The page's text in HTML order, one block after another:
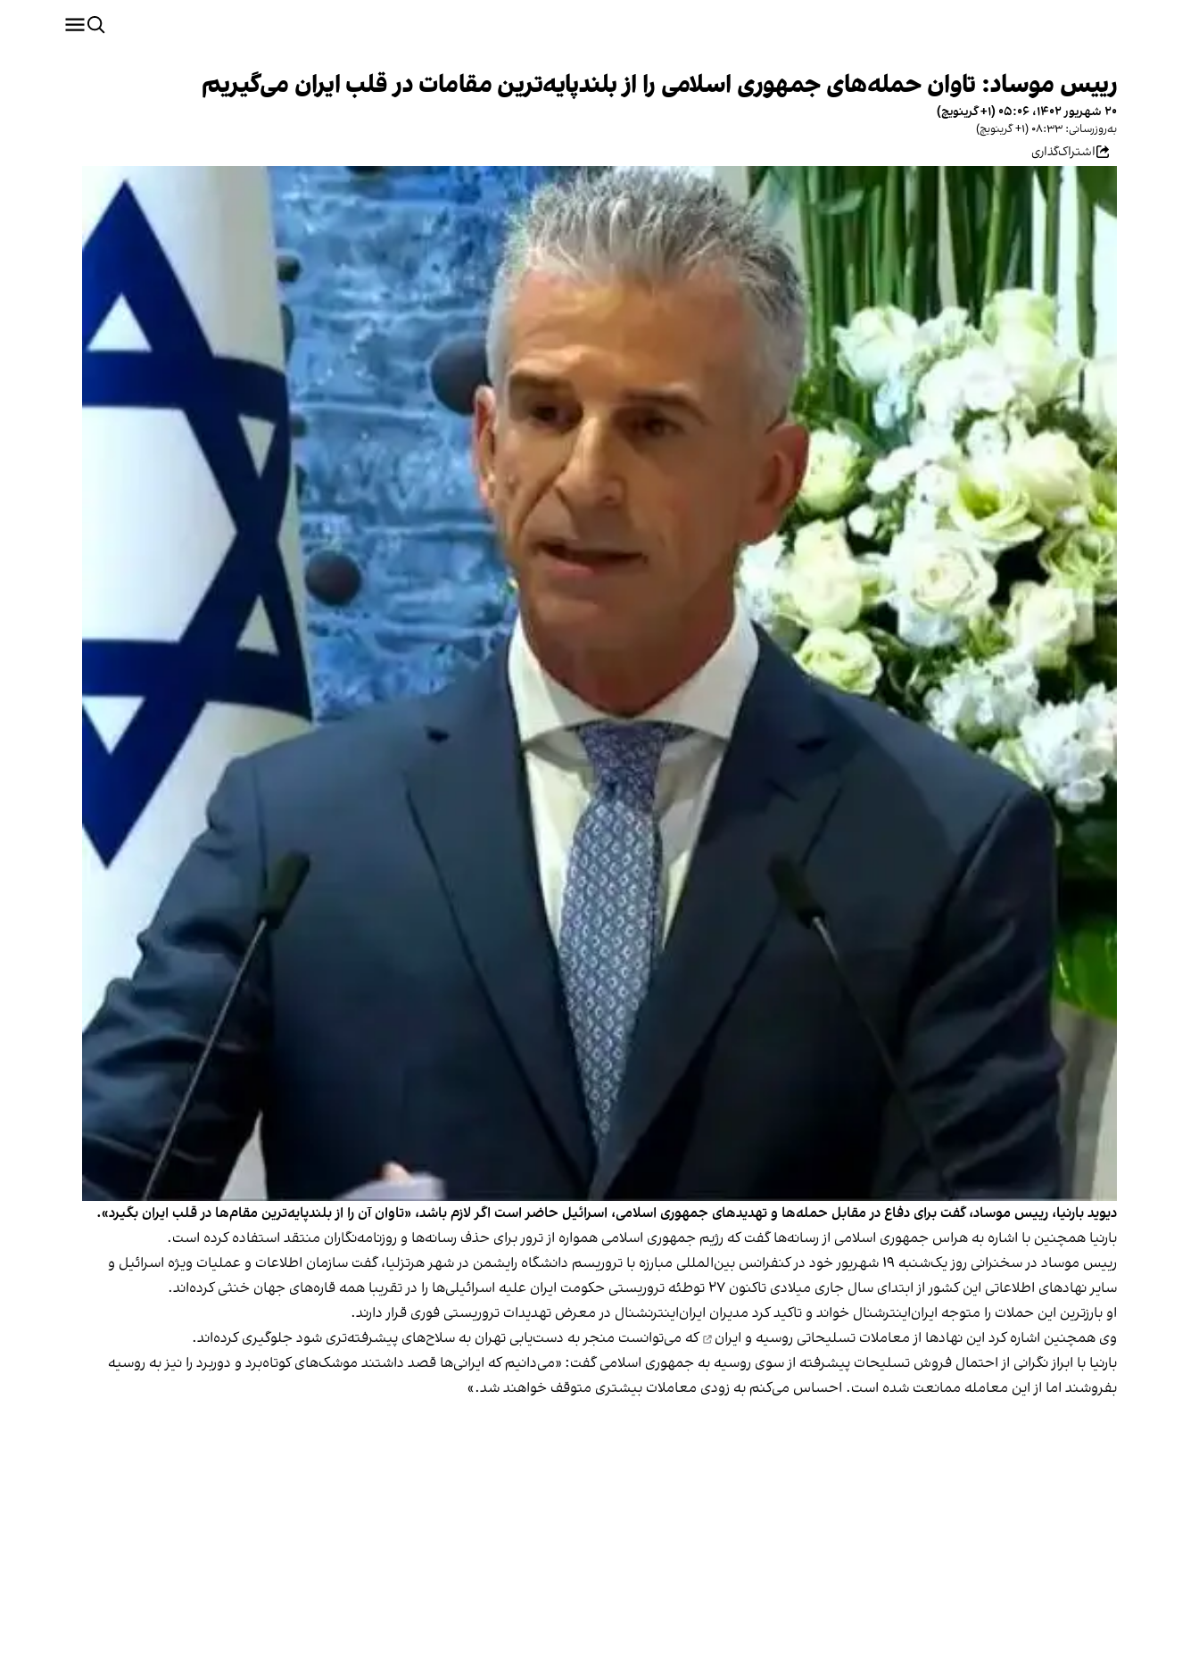
رییس موساد: تاوان حمله‌های جمهوری اسلامی را از بلندپایه‌ترین مقامات در قلب ایران می‌گیریم
۲۰ شهریور ۱۴۰۲، ۰۵:۰۶ (‎+۱ گرینویچ)
به‌روزرسانی: ۰۸:۳۳ (‎+۱ گرینویچ)
اشتراک‌گذاری
دیوید بارنیا، رییس موساد، گفت برای دفاع در مقابل حمله‌ها و تهدیدهای جمهوری اسلامی، اسرائیل حاضر است اگر لازم باشد، «تاوان آن را از بلندپایه‌ترین مقام‌ها در قلب ایران بگیرد».
بارنیا همچنین با اشاره به هراس جمهوری اسلامی از رسانه‌ها گفت که رژیم جمهوری اسلامی همواره از ترور برای حذف رسانه‌ها و روزنامه‌نگاران منتقد استفاده کرده است.
رییس موساد در سخنرانی روز یک‌شنبه ۱۹ شهریور خود در کنفرانس بین‌المللی مبارزه با تروریسم دانشگاه رایشمن در شهر هرتزلیا، گفت سازمان اطلاعات و عملیات ویژه اسرائیل و
سایر نهادهای اطلاعاتی این کشور از ابتدای سال جاری میلادی تاکنون ۲۷ توطئه تروریستی حکومت ایران علیه اسرائیلی‌ها را در تقریبا همه قاره‌های جهان خنثی کرده‌اند.
او بارزترین این حملات را متوجه ایران‌اینترشنال خواند و تاکید کرد مدیران ایران‌اینترنشنال در معرض تهدیدات تروریستی فوری قرار دارند.
وی همچنین اشاره کرد این نهادها ازمعاملات تسلیحاتی روسیه و ایران
که می‌توانست منجر به دست‌یابی تهران به سلاح‌های پیشرفته‌تری شود جلوگیری کرده‌اند.
بارنیا با ابراز نگرانی از احتمال فروش تسلیحات پیشرفته از سوی روسیه به جمهوری اسلامی گفت: «می‌دانیم که ایرانی‌ها قصد داشتند موشک‌های کوتاه‌برد و دوربرد را نیز به روسیه
بفروشند اما از این معامله ممانعت شده است. احساس می‌کنم به زودی معاملات بیشتری متوقف خواهند شد.»